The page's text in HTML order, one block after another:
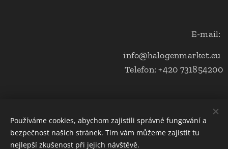
E-mail:
info@halogenmarket.eu
Telefon: +420 731854200
Obchodní podmínky a ochrana soukromí
Cookies
Používáme cookies, abychom zajistili správné fungování a
bezpečnost našich stránek. Tím vám můžeme zajistit tu
nejlepší zkušenost při jejich návštěvě.